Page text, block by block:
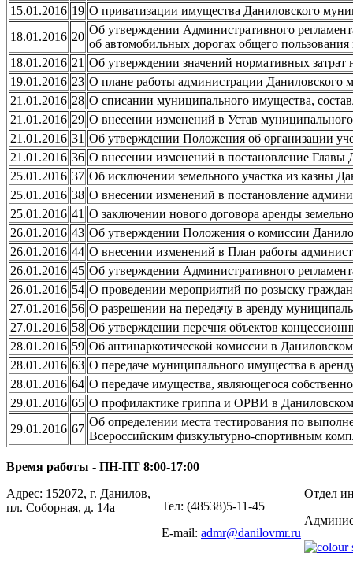
15.01.2016 19 О приватизации имущества Даниловского
18.01.2016 20
Об утверждении Административного
об автомобильных дорогах общего пользования
18.01.2016 21 Об утверждении значений нормативных затрат
19.01.2016 23 О плане работы администрации Даниловского
21.01.2016 28 О списании муниципального имущества,
21.01.2016 29 О внесении изменений в Устав
21.01.2016 31 Об утверждении Положения об организации
21.01.2016 36 О внесении изменений в постановление
25.01.2016 37 Об исключении земельного участка из казны
25.01.2016 38 О внесении изменений в постановление
25.01.2016 41 О заключении нового договора аренды
26.01.2016 43 Об утверждении Положения о комиссии
26.01.2016 44 О внесении изменений в План работы
26.01.2016 45 Об утверждении Административного
26.01.2016 54 О проведении мероприятий по розыску
27.01.2016 56 О разрешении на передачу в аренду
27.01.2016 58 Об утверждении перечня объектов
28.01.2016 59 Об антинаркотической комиссии в
28.01.2016 63 О передаче муниципального имущества в
28.01.2016 64 О передаче имущества, являющегося
29.01.2016 65 О профилактике гриппа и ОРВИ в
29.01.2016 67
Об определении места тестирования по
Всероссийским физкультурно-спортивным
Время работы - ПН-ПТ 8:00-17:00
Адрес: 152072, г. Данилов,
пл. Соборная, д. 14а
Тел: (48538)5-11-45
E-mail: admr@danilovmr.ru
Отдел